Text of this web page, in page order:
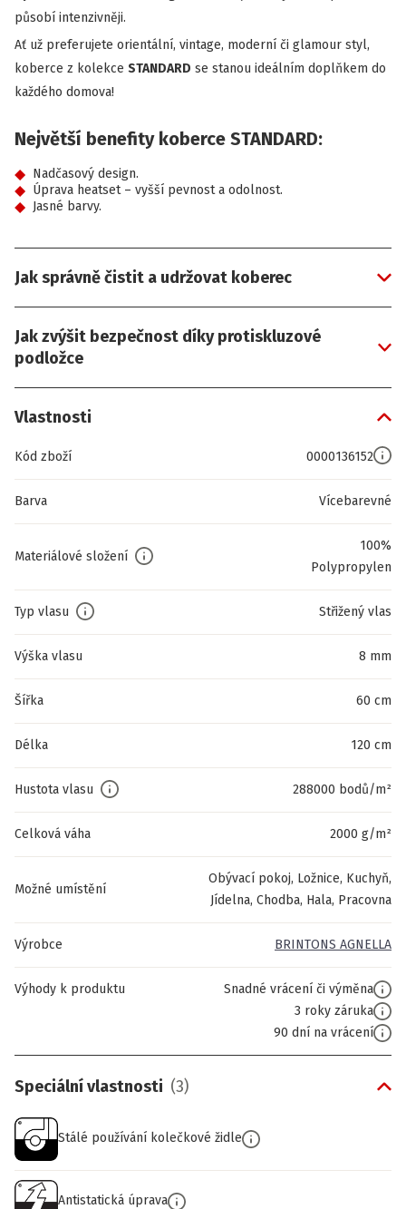
působí intenzivněji.
Ať už preferujete orientální, vintage, moderní či glamour styl,
koberce z kolekce STANDARD se stanou ideálním doplňkem do
každého domova!
Největší benefity koberce STANDARD:
Nadčasový design.
Úprava heatset – vyšší pevnost a odolnost.
Jasné barvy.
Jak správně čistit a udržovat koberec
Jak zvýšit bezpečnost díky protiskluzové
podložce
Vlastnosti
Kód zboží 0000136152
Barva Vícebarevné
Materiálové složení
100%
Polypropylen
Typ vlasu Střižený vlas
Výška vlasu 8 mm
Šířka 60 cm
Délka 120 cm
Hustota vlasu 288000 bodů/m²
Celková váha 2000 g/m²
Možné umístění
Obývací pokoj, Ložnice, Kuchyň,
Jídelna, Chodba, Hala, Pracovna
Výrobce BRINTONS AGNELLA
Výhody k produktu
Snadné vrácení či výměna
3 roky záruka
90 dní na vrácení
Speciální vlastnosti (3)
Stálé používání kolečkové židle
Antistatická úprava